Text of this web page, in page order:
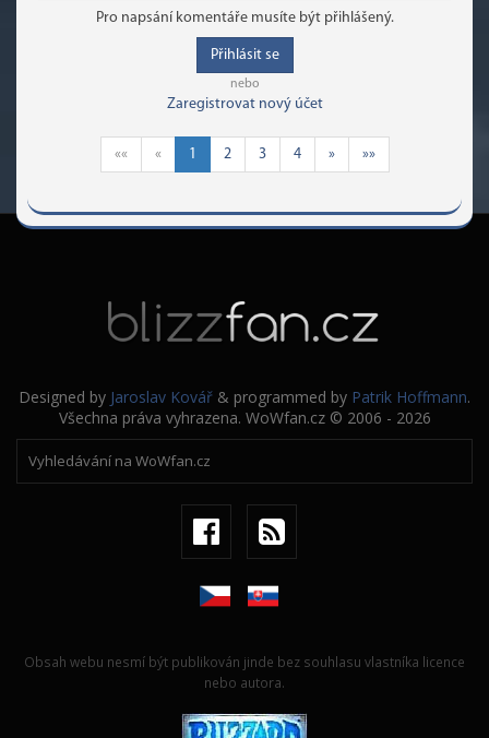
Pro napsání komentáře musíte být přihlášený.
Přihlásit se
nebo
Zaregistrovat nový účet
«« « 1 2 3 4 » »»
Designed by Jaroslav Kovář & programmed by Patrik Hoffmann.
Všechna práva vyhrazena. WoWfan.cz © 2006 - 2026
Obsah webu nesmí být publikován jinde bez souhlasu vlastníka licence
nebo autora.